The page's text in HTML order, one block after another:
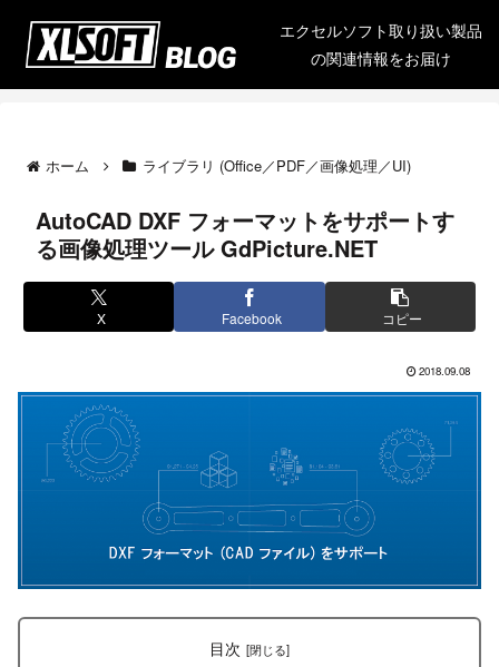
エクセルソフト取り扱い製品
の関連情報をお届け
ホーム ライブラリ (Office／PDF／画像処理／UI)
AutoCAD DXF フォーマットをサポートす
る画像処理ツール GdPicture.NET
X Facebook コピー
2018.09.08
目次